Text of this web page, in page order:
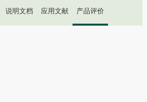
说明文档 应用文献 产品评价